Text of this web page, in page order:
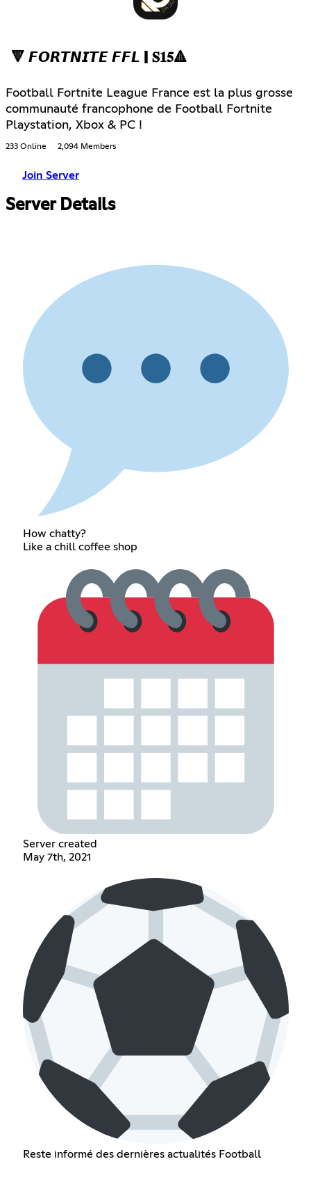
🔻 𝙁𝙊𝙍𝙏𝙉𝙄𝙏𝙀 𝙁𝙁𝙇 | 𝐒𝟏𝟓🔺
Football Fortnite League France est la plus grosse
communauté francophone de Football Fortnite
Playstation, Xbox & PC !
233 Online 2,094 Members
Join Server
Server Details
How chatty?
Like a chill coffee shop
Server created
May 7th, 2021
Reste informé des dernières actualités Football